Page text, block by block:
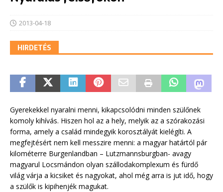
2013-04-18
HIRDETÉS
Gyerekekkel nyaralni menni, kikapcsolódni minden szülőnek
komoly kihívás. Hiszen hol az a hely, melyik az a szórakozási
forma, amely a család mindegyik korosztályát kielégíti. A
megfejtésért nem kell messzire menni: a magyar határtól pár
kilométerre Burgenlandban – Lutzmannsburgban- avagy
magyarul Locsmándon olyan szállodakomplexum és fürdő
világ várja a kicsiket és nagyokat, ahol még arra is jut idő, hogy
a szülők is kipihenjék magukat.